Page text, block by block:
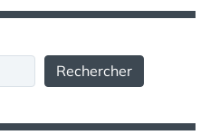
Rechercher